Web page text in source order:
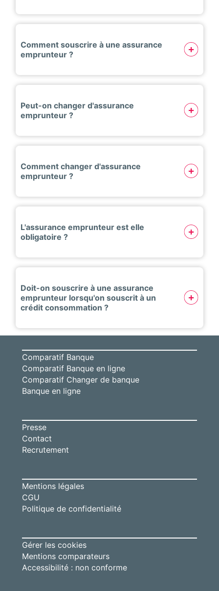
Comment souscrire à une assurance
emprunteur ?
Peut-on changer d'assurance
emprunteur ?
Comment changer d'assurance
emprunteur ?
L'assurance emprunteur est elle
obligatoire ?
Doit-on souscrire à une assurance
emprunteur lorsqu'on souscrit à un
crédit consommation ?
Comparatif Banque
Comparatif Banque en ligne
Comparatif Changer de banque
Banque en ligne
Presse
Contact
Recrutement
Mentions légales
CGU
Politique de confidentialité
Gérer les cookies
Mentions comparateurs
Accessibilité : non conforme